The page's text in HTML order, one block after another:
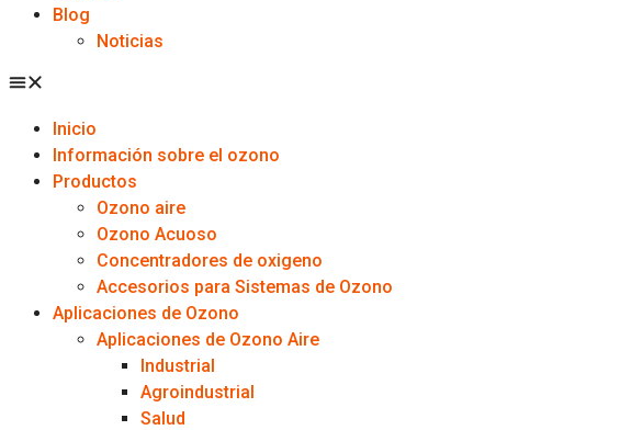
Blog
Noticias
Inicio
Información sobre el ozono
Productos
Ozono aire
Ozono Acuoso
Concentradores de oxigeno
Accesorios para Sistemas de Ozono
Aplicaciones de Ozono
Aplicaciones de Ozono Aire
Industrial
Agroindustrial
Salud